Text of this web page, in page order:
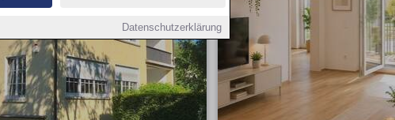
Datenschutzerklärung